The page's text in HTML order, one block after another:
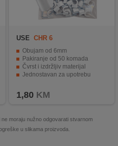
USE CHR 6
Obujam od 6mm
Pakiranje od 50 komada
Čvrst i izdržljiv materijal
Jednostavan za upotrebu
1,80 KM
moraju nužno odgovarati stvarnom
u slikama proizvoda.